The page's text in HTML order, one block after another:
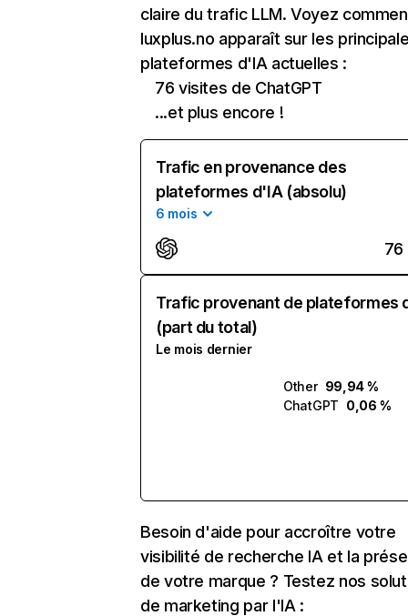
claire du trafic LLM. Voyez
luxplus.no apparaît sur les
plateformes d'IA actuelles :
76 visites de ChatGPT
...et plus encore !
Trafic en provenance des
plateformes d'IA (absolu)
6 mois
76
Trafic provenant de plateformes
(part du total)
Le mois dernier
Other 99,94 %
ChatGPT 0,06 %
Besoin d'aide pour accroître votre
visibilité de recherche IA et la
de votre marque ? Testez nos
de marketing par l'IA :